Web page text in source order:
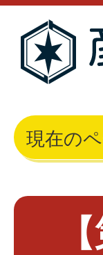
現在の